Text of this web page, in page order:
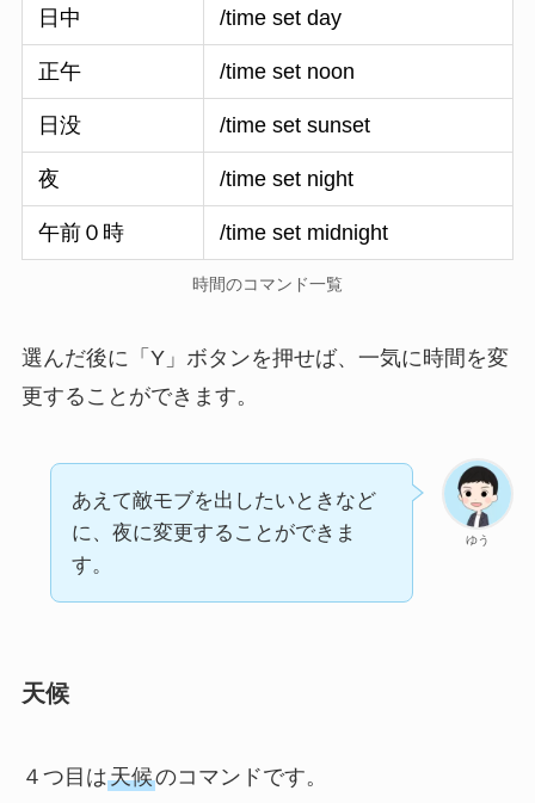
日中 /time set day
正午 /time set noon
日没 /time set sunset
夜 /time set night
午前０時 /time set midnight
時間のコマンド一覧
選んだ後に「Y」ボタンを押せば、一気に時間を変
更することができます。
ゆう
あえて敵モブを出したいときなど
に、夜に変更することができま
す。
天候
４つ目は天候のコマンドです。